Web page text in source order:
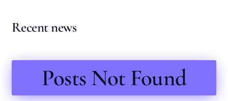
Recent news
Posts Not Found